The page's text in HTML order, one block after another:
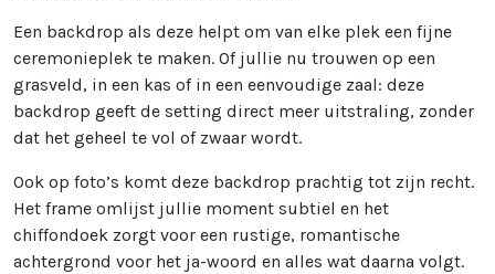
Een backdrop als deze helpt om van elke plek een fijne
ceremonieplek te maken. Of jullie nu trouwen op een
grasveld, in een kas of in een eenvoudige zaal: deze
backdrop geeft de setting direct meer uitstraling, zonder
dat het geheel te vol of zwaar wordt.
Ook op foto’s komt deze backdrop prachtig tot zijn recht.
Het frame omlijst jullie moment subtiel en het
chiffondoek zorgt voor een rustige, romantische
achtergrond voor het ja-woord en alles wat daarna volgt.